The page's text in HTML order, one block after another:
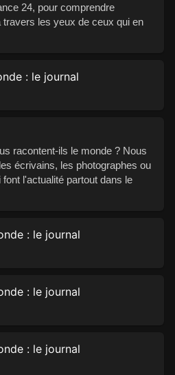
24, pour comprendre
travers les yeux de ceux qui en
: le journal
racontent-ils le monde ? Nous
écrivains, les photographes ou
l'actualité partout dans le
: le journal
: le journal
: le journal